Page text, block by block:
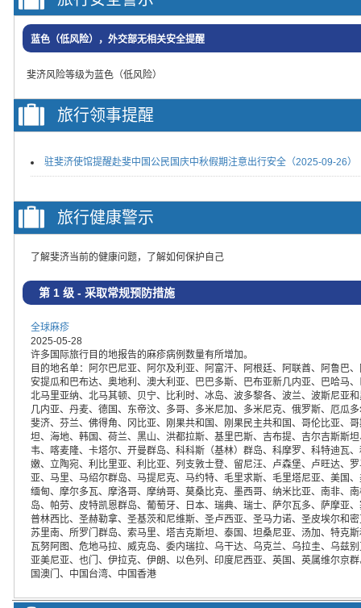
蓝色（低风险），外交部无相关安全提醒
斐济风险等级为蓝色（低风险）
旅行领事提醒
驻斐济使馆提醒赴斐中国公民国庆中秋假期注意出行安全（2025-09-26）
旅行健康警示
了解斐济当前的健康问题，了解如何保护自己
第 1 级 - 采取常规预防措施
全球麻疹
2025-05-28
许多国际旅行目的地报告的麻疹病例数量有所增加。
目的地名单：阿尔巴尼亚、阿尔及利亚、阿富汗、阿根廷、阿联酋、阿鲁巴
安提瓜和巴布达、奥地利、澳大利亚、巴巴多斯、巴布亚新几内亚、巴哈马
北马里亚纳、北马其顿、贝宁、比利时、冰岛、波多黎各、波兰、波斯尼亚
几内亚、丹麦、德国、东帝汶、多哥、多米尼加、多米尼克、俄罗斯、厄瓜
斐济、芬兰、佛得角、冈比亚、刚果共和国、刚果民主共和国、哥伦比亚、
坦、海地、韩国、荷兰、黑山、洪都拉斯、基里巴斯、吉布提、吉尔吉斯斯
韦、喀麦隆、卡塔尔、开曼群岛、科科斯（基林）群岛、科摩罗、科特迪瓦
嫩、立陶宛、利比里亚、利比亚、列支敦士登、留尼汪、卢森堡、卢旺达、
亚、马里、马绍尔群岛、马提尼克、马约特、毛里求斯、毛里塔尼亚、美国
缅甸、摩尔多瓦、摩洛哥、摩纳哥、莫桑比克、墨西哥、纳米比亚、南非、
岛、帕劳、皮特凯恩群岛、葡萄牙、日本、瑞典、瑞士、萨尔瓦多、萨摩亚
普林西比、圣赫勒拿、圣基茨和尼维斯、圣卢西亚、圣马力诺、圣皮埃尔和
苏里南、所罗门群岛、索马里、塔吉克斯坦、泰国、坦桑尼亚、汤加、特克
瓦努阿图、危地马拉、威克岛、委内瑞拉、乌干达、乌克兰、乌拉圭、乌兹
亚美尼亚、也门、伊拉克、伊朗、以色列、印度尼西亚、英国、英属维尔京
国澳门、中国台湾、中国香港